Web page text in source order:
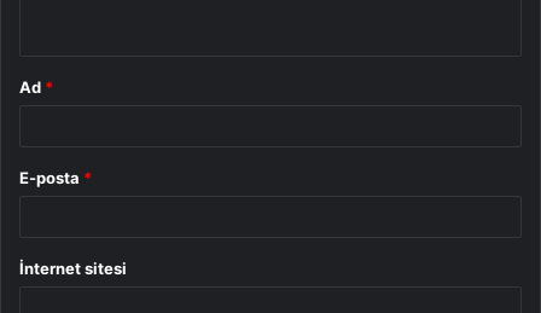
Ad *
E-posta *
İnternet sitesi